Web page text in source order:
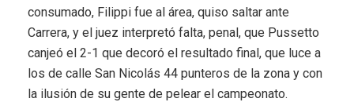
consumado, Filippi fue al área, quiso saltar ante
Carrera, y el juez interpretó falta, penal, que Pussetto
canjeó el 2-1 que decoró el resultado final, que luce a
los de calle San Nicolás 44 punteros de la zona y con
la ilusión de su gente de pelear el campeonato.